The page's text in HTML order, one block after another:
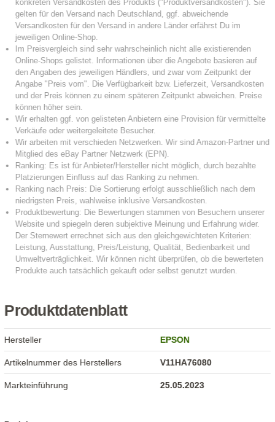
Produktdatenblatt
Hersteller EPSON
Artikelnummer des Herstellers V11HA76080
Markteinführung 25.05.2023